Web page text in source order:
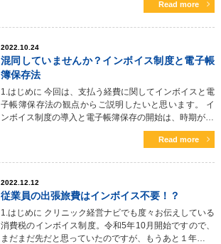
Read more
2022.10.24
混同していませんか？インボイス制度と電子帳
簿保存法
1.はじめに 今回は、支払う経費に関してインボイスと電
子帳簿保存法の観点からご説明したいと思います。 イ
ンボイス制度の導入と電子帳簿保存の開始は、時期が…
Read more
2022.12.12
従業員の出張旅費はインボイス不要！？
1.はじめに クリニック経営ナビでも度々お伝えしている
消費税のインボイス制度。令和5年10月開始ですので、
まだまだ先だと思っていたのですが、もうあと１年…